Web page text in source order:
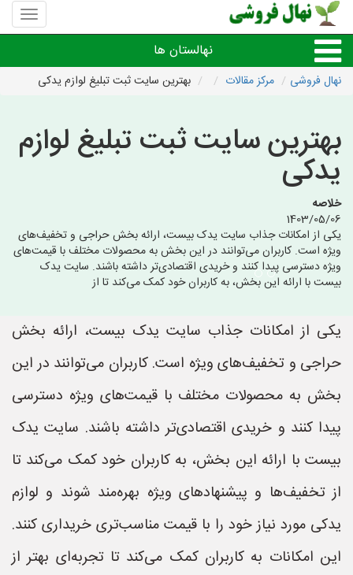
منوی
سایت
فروشی
نهالستان ها
نهال های زینتی،غیرمثمر
نهالستان های شهرها
نهال فروشی مرکز مقالات بهترین سایت ثبت تبلیغ لوازم یدکی
بهترین سایت ثبت تبلیغ لوازم
یدکی
خلاصه
1403/05/06
یکی از امکانات جذاب سایت یدک بیست، ارائه بخش حراجی و تخفیف‌های
ویژه است. کاربران می‌توانند در این بخش به محصولات مختلف با قیمت‌های
ویژه دسترسی پیدا کنند و خریدی اقتصادی‌تر داشته باشند. سایت یدک
بیست با ارائه این بخش، به کاربران خود کمک می‌کند تا از
یکی از امکانات جذاب سایت یدک بیست، ارائه بخش
حراجی و تخفیف‌های ویژه است. کاربران می‌توانند در این
بخش به محصولات مختلف با قیمت‌های ویژه دسترسی
پیدا کنند و خریدی اقتصادی‌تر داشته باشند. سایت یدک
بیست با ارائه این بخش، به کاربران خود کمک می‌کند تا
از تخفیف‌ها و پیشنهادهای ویژه بهره‌مند شوند و لوازم
یدکی مورد نیاز خود را با قیمت مناسب‌تری خریداری کنند.
این امکانات به کاربران کمک می‌کند تا تجربه‌ای بهتر از